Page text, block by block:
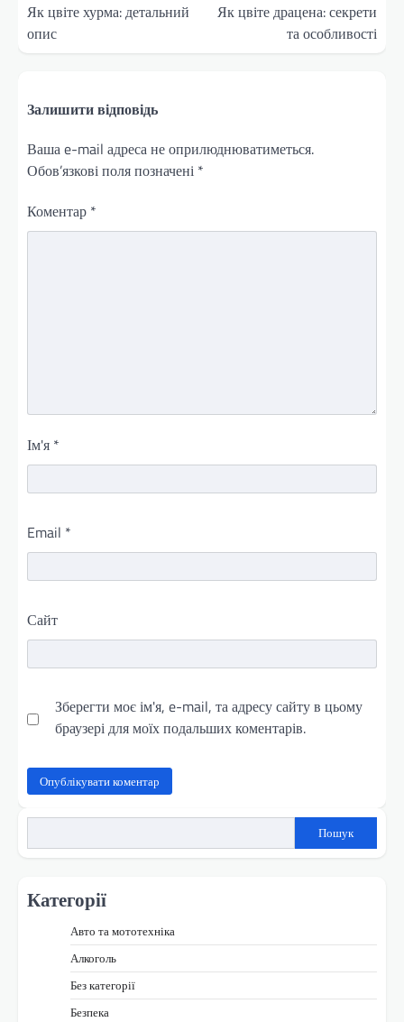
записів
Як цвіте хурма: детальний
опис
Як цвіте драцена: секрети
та особливості
Залишити відповідь
Ваша e-mail адреса не оприлюднюватиметься.
Обов’язкові поля позначені *
Коментар *
Ім'я *
Email *
Сайт
Зберегти моє ім'я, e-mail, та адресу сайту в цьому
браузері для моїх подальших коментарів.
Пошук
Категорії
Авто та мототехніка
Алкоголь
Без категорії
Безпека